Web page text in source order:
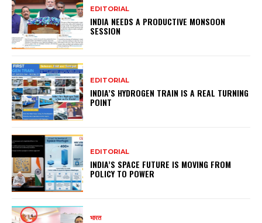
EDITORIAL
INDIA NEEDS A PRODUCTIVE MONSOON
SESSION
EDITORIAL
INDIA’S HYDROGEN TRAIN IS A REAL TURNING
POINT
EDITORIAL
INDIA’S SPACE FUTURE IS MOVING FROM
POLICY TO POWER
भारत